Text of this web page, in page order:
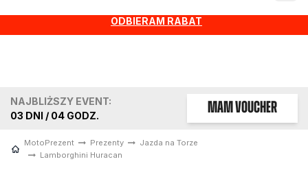
ODBIERAM RABAT
NAJBLIŻSZY EVENT:
03 DNI / 04 GODZ. MAM VOUCHER
MotoPrezent Prezenty
Jazda na Torze
Lamborghini Huracan